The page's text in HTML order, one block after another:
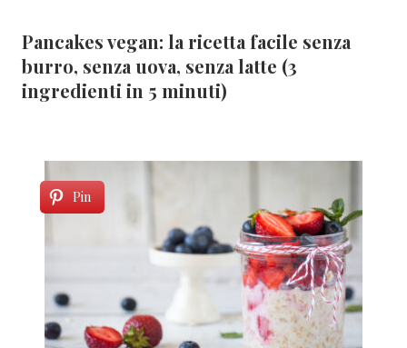
Pancakes vegan: la ricetta facile senza
burro, senza uova, senza latte (3
ingredienti in 5 minuti)
Pin